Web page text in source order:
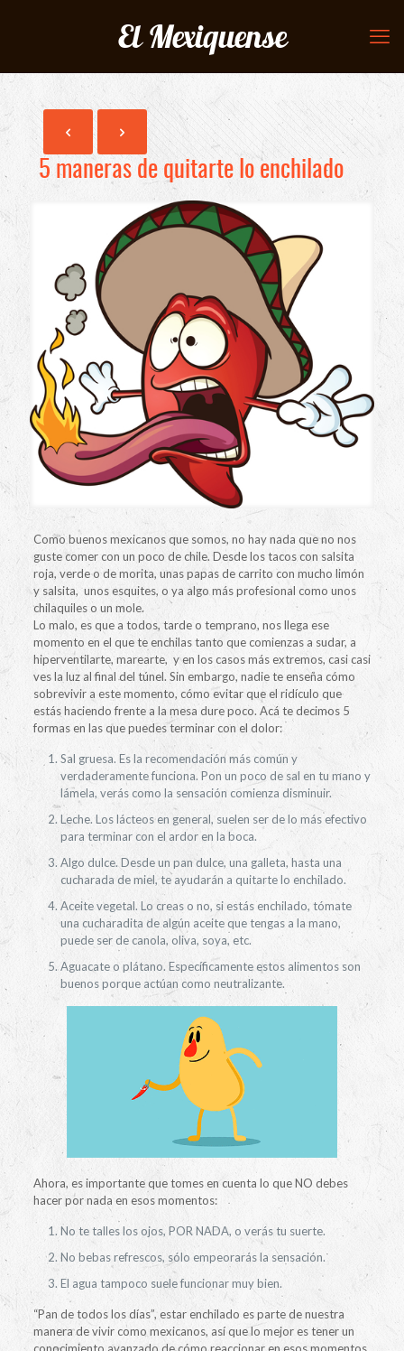
El Mexiquense
5 maneras de quitarte lo enchilado
Como buenos mexicanos que somos, no hay nada que no nos
guste comer con un poco de chile. Desde los tacos con salsita
roja, verde o de morita, unas papas de carrito con mucho limón
y salsita, unos esquites, o ya algo más profesional como unos
chilaquiles o un mole.
Lo malo, es que a todos, tarde o temprano, nos llega ese
momento en el que te enchilas tanto que comienzas a sudar, a
hiperventilarte, marearte, y en los casos más extremos, casi casi
ves la luz al final del túnel. Sin embargo, nadie te enseña cómo
sobrevivir a este momento, cómo evitar que el ridículo que
estás haciendo frente a la mesa dure poco. Acá te decimos 5
formas en las que puedes terminar con el dolor:
Sal gruesa. Es la recomendación más común y
verdaderamente funciona. Pon un poco de sal en tu mano y
lámela, verás como la sensación comienza disminuir.
Leche. Los lácteos en general, suelen ser de lo más efectivo
para terminar con el ardor en la boca.
Algo dulce. Desde un pan dulce, una galleta, hasta una
cucharada de miel, te ayudarán a quitarte lo enchilado.
Aceite vegetal. Lo creas o no, si estás enchilado, tómate
una cucharadita de algún aceite que tengas a la mano,
puede ser de canola, oliva, soya, etc.
Aguacate o plátano. Específicamente estos alimentos son
buenos porque actúan como neutralizante.
Ahora, es importante que tomes en cuenta lo que NO debes
hacer por nada en esos momentos:
No te talles los ojos, POR NADA, o verás tu suerte.
No bebas refrescos, sólo empeorarás la sensación.
El agua tampoco suele funcionar muy bien.
“Pan de todos los días”, estar enchilado es parte de nuestra
manera de vivir como mexicanos, así que lo mejor es tener un